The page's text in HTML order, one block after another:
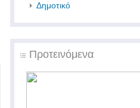
Δημοτικό
Προτεινόμενα